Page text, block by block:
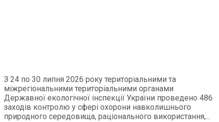
З 24 по 30 липня 2026 року територіальними та
міжрегіональними територіальними органами
Державної екологічної інспекції України проведено 486
заходів контролю у сфері охорони навколишнього
природного середовища, раціонального використання,...